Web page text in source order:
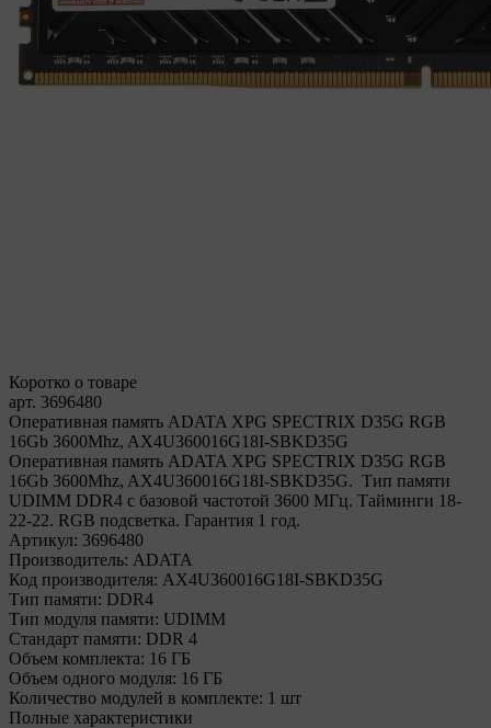
Коротко о товаре
арт. 3696480
Оперативная память ADATA XPG SPECTRIX D35G RGB
16Gb 3600Mhz, AX4U360016G18I-SBKD35G
Оперативная память ADATA XPG SPECTRIX D35G RGB
16Gb 3600Mhz, AX4U360016G18I-SBKD35G. Тип памяти
UDIMM DDR4 с базовой частотой 3600 МГц. Тайминги 18-
22-22. RGB подсветка. Гарантия 1 год.
Артикул: 3696480
Производитель: ADATA
Код производителя: AX4U360016G18I-SBKD35G
Тип памяти: DDR4
Тип модуля памяти: UDIMM
Стандарт памяти: DDR 4
Объем комплекта: 16 ГБ
Объем одного модуля: 16 ГБ
Количество модулей в комплекте: 1 шт
Полные характеристики